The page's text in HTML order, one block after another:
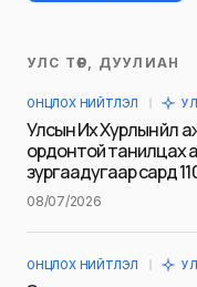
Таны имэйл
тэмдэглэсэн
Name
УЛС ТӨР, ДУУЛИАН
ОНЦЛОХ НИЙТЛЭЛ
Улсын Их Хурлын үйл
ордонтой танилцах
зургаадугаар сард
08/07/2026
ОНЦЛОХ НИЙТЛЭЛ